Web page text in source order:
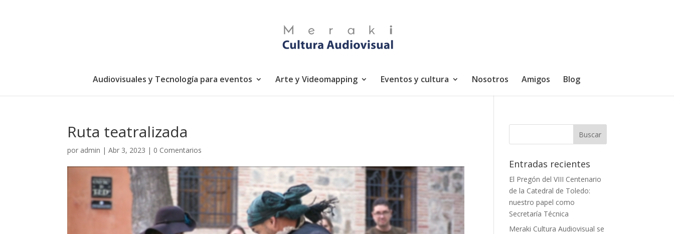
Audiovisuales y Tecnología para eventos Arte y Videomapping Eventos y cultura Nosotros Amigos Blog
Ruta teatralizada
por admin |Abr 3, 2023 | 0 Comentarios
Entradas recientes
El Pregón del VIII Centenario
de la Catedral de Toledo:
nuestro papel como
Secretaría Técnica
Meraki Cultura Audiovisual se